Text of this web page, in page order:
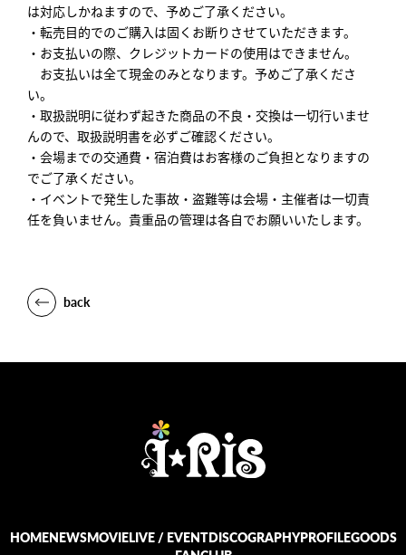
は対応しかねますので、予めご了承ください。
・転売目的でのご購入は固くお断りさせていただきます。
・お支払いの際、クレジットカードの使用はできません。
お支払いは全て現金のみとなります。予めご了承くださ
い。
・取扱説明に従わず起きた商品の不良・交換は一切行いませ
んので、取扱説明書を必ずご確認ください。
・会場までの交通費・宿泊費はお客様のご負担となりますの
でご了承ください。
・イベントで発生した事故・盗難等は会場・主催者は一切責
任を負いません。貴重品の管理は各自でお願いいたします。
back
HOMENEWSMOVIELIVE / EVENTDISCOGRAPHYPROFILEGOODS